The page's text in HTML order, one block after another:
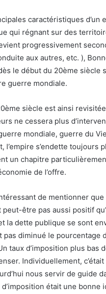
caractéristiques d’un
qui régnant sur des
progressivement
aux autres, etc. ),
le début du 20ème siècle
guerre mondiale.
siècle est ainsi
ne cessera plus
mondiale, guerre du
l’empire s’endette
un chapitre
de l’offre.
de mentionner
peut-être pas aussi positif
la dette publique se sont
pas diminué le
taux d’imposition plus bas
Individuellement,
nous servir de guide
était une